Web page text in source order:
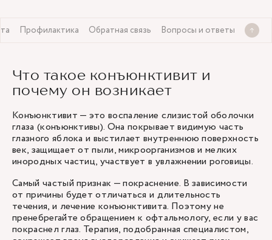
Профилактика Обратная связь Вопросы и ответы
Что такое конъюнктивит и
почему он возникает
Конъюнктивит — это воспаление слизистой оболочки
глаза (конъюнктивы). Она покрывает видимую часть
глазного яблока и выстилает внутреннюю поверхность
век, защищает от пыли, микроорганизмов и мелких
инородных частиц, участвует в увлажнении роговицы.
Самый частый признак — покраснение. В зависимости
от причины будет отличаться и длительность
течения, и лечение конъюнктивита. Поэтому не
пренебрегайте обращением к офтальмологу, если у вас
покраснел глаз. Терапия, подобранная специалистом,